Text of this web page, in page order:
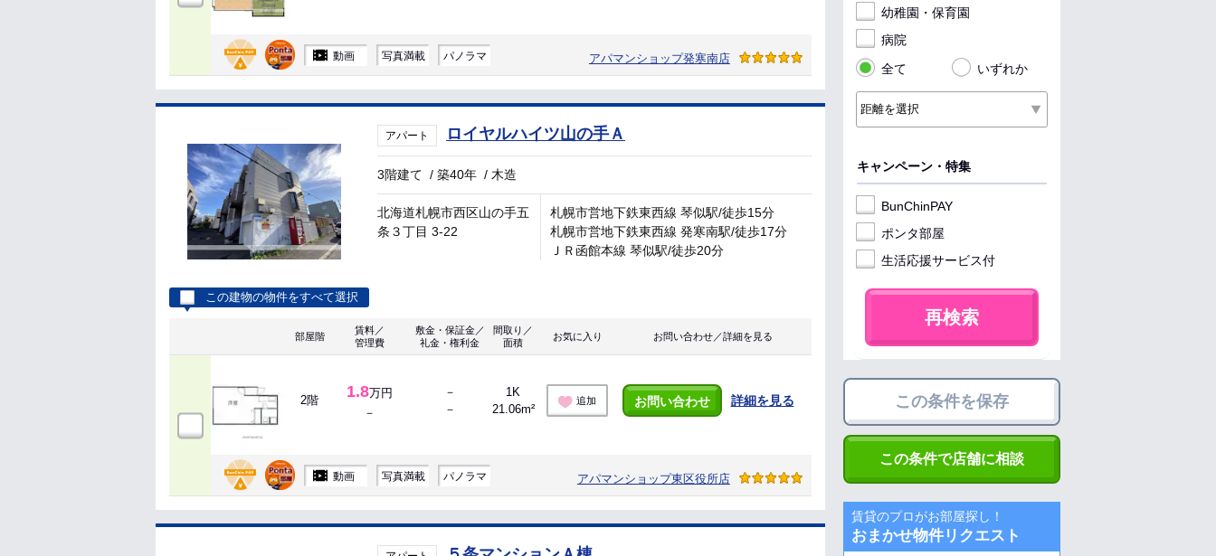
動画 写真満載 パノラマ アパマンショップ発寒南店
アパート ロイヤルハイツ山の手Ａ
3階建て /築40年 / 木造
北海道札幌市西区山の手五
条３丁目 3-22
札幌市営地下鉄東西線 琴似駅/徒歩15分
札幌市営地下鉄東西線 発寒南駅/徒歩17分
ＪＲ函館本線 琴似駅/徒歩20分
この建物の物件をすべて選択
部屋階
賃料／
管理費
敷金・保証金／
礼金・権利金
間取り／
面積
お気に入り お問い合わせ／詳細を見る
2階 1.8万円
－
－
－
1K
21.06m²
追加 お問い合わせ 詳細を見る
動画 写真満載 パノラマ アパマンショップ東区役所店
幼稚園・保育園
病院
全て
いずれか
キャンペーン・特集
BunChinPAY
ポンタ部屋
生活応援サービス付
再検索
この条件を保存
この条件で店舗に相談
賃貸のプロがお部屋探し！
おまかせ物件リクエスト